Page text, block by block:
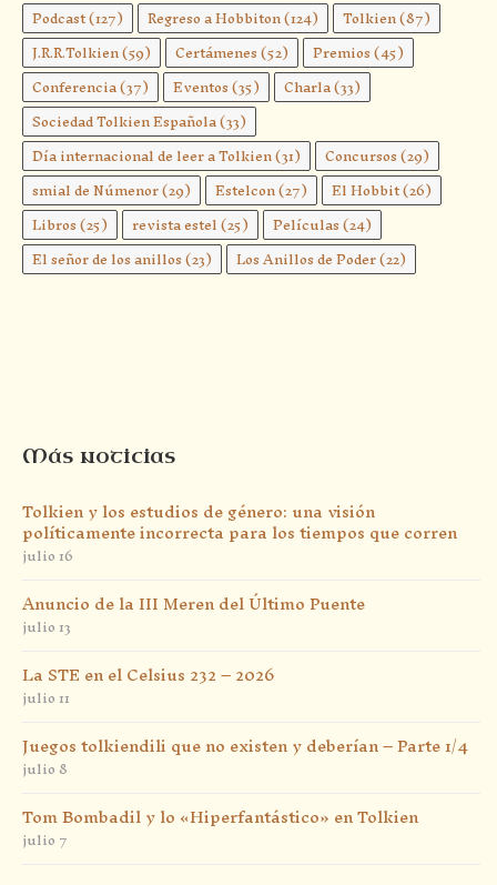
Podcast(127) Regreso a Hobbiton(124) Tolkien(87)
J.R.R.Tolkien(59) Certámenes(52) Premios(45)
Conferencia(37) Eventos(35) Charla(33)
Sociedad Tolkien Española(33)
Día internacional de leer a Tolkien(31) Concursos(29)
smial de Númenor(29) Estelcon(27) El Hobbit(26)
Libros(25) revista estel(25) Películas(24)
El señor de los anillos(23) Los Anillos de Poder(22)
Más noticias
Tolkien y los estudios de género: una visión
políticamente incorrecta para los tiempos que corren
julio 16
Anuncio de la III Meren del Último Puente
julio 13
La STE en el Celsius 232 – 2026
julio 11
Juegos tolkiendili que no existen y deberían – Parte 1/4
julio 8
Tom Bombadil y lo «Hiperfantástico» en Tolkien
julio 7